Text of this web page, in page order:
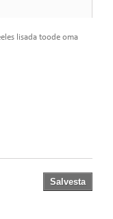
lisada toode oma
Salvesta